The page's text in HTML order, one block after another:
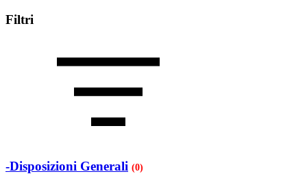
Filtri
-Disposizioni Generali (0)